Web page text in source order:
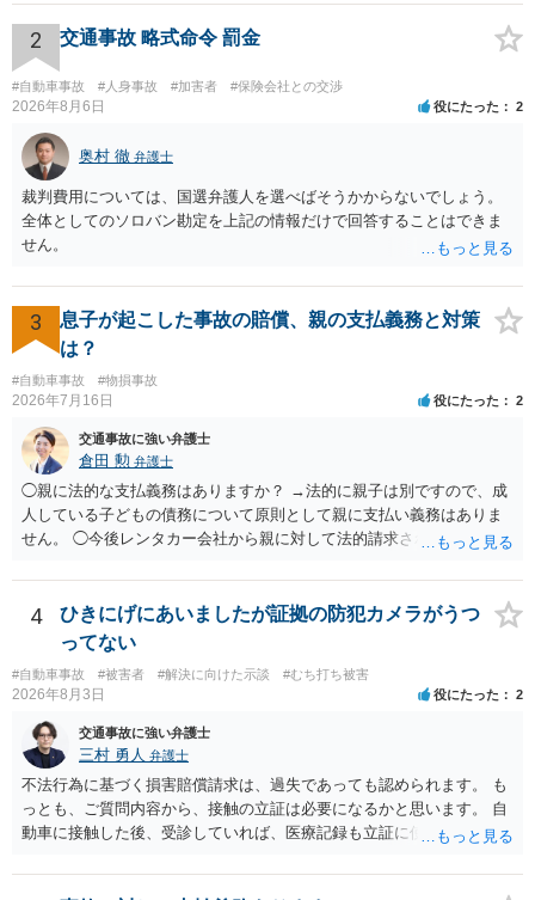
確認する必要があります。保険会社から提示される慰謝料額について
は、弁護士が介入することにより増額を検討できる場合がありますの
で、以下の資料・情報を準備した上で、弁護士に個別に相談すること
をお勧めいたします。 ・相手方保険会社から届いている示談金額の提
示書類 ・叔母様の診断名、けがの内容 ・治療開始日及び治療終了日
・入院の有無、通院回数 ・現在も症状が残っているか ・叔母様ご本人
やご家族等が加入している保険に、今回の事故で利用できる弁護士費
用特約が付帯しているか なお、被害者は叔母様ご本人となりますの
で、弁護士が受任する場合には、叔母様ご本人の依頼意思等を確認す
る必要があります。日本語での十分な意思疎通が難しいとのことです
ので、そのあたりのご事情も踏まえて、依頼意思の確認方法等を検討
2 交通事故 略式命令 罰金
#自動車事故 #人身事故 #加害者 #保険会社との交渉
2026年8月6日 役にたった 2
奥村 徹 弁護士
裁判費用については、国選弁護人を選べばそうかからないでしょう。
全体としてのソロバン勘定を上記の情報だけで回答することはできま
せん。
3
息子が起こした事故の賠償、親の支払義務と対策
は？
#自動車事故 #物損事故
2026年7月16日 役にたった 2
交通事故に強い弁護士
倉田 勲 弁護士
◯親に法的な支払義務はありますか？ →法的に親子は別ですので、成
人している子どもの債務について原則として親に支払い義務はありま
せん。 ◯今後レンタカー会社から親に対して法的請求される可能性は
低いでしょう。 ◯親である私は今後どう対応すべきでしょうか？ →債
権者に対してご自身は支払いを拒み、請求するのであれば本人に対し
て請求するよう言う程度かと思います。
4
ひきにげにあいましたが証拠の防犯カメラがうつ
ってない
#自動車事故 #被害者 #解決に向けた示談 #むち打ち被害
2026年8月3日 役にたった 2
交通事故に強い弁護士
三村 勇人 弁護士
不法行為に基づく損害賠償請求は、過失であっても認められます。 も
っとも、ご質問内容から、接触の立証は必要になるかと思います。 自
動車に接触した後、受診していれば、医療記録も立証に使えるかと思
士にご相談ください。